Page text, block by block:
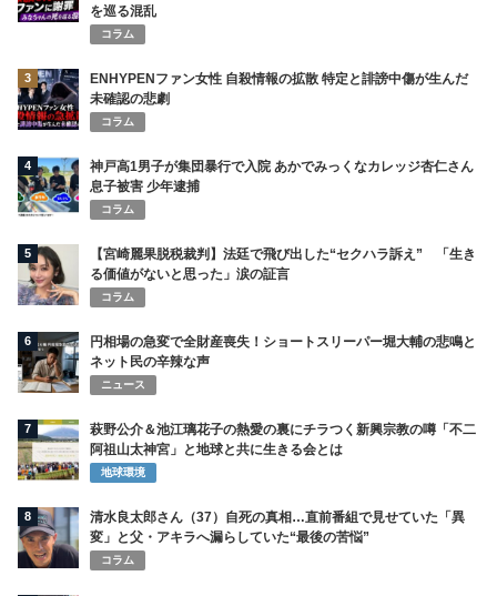
を巡る混乱
コラム
3
ENHYPENファン女性 自殺情報の拡散 特定と誹謗中傷が生んだ
未確認の悲劇
コラム
4
神戸高1男子が集団暴行で入院 あかでみっくなカレッジ杏仁さん
息子被害 少年逮捕
コラム
5
【宮崎麗果脱税裁判】法廷で飛び出した“セクハラ訴え” 「生き
る価値がないと思った」涙の証言
コラム
6
円相場の急変で全財産喪失！ショートスリーパー堀大輔の悲鳴と
ネット民の辛辣な声
ニュース
7
萩野公介＆池江璃花子の熱愛の裏にチラつく新興宗教の噂「不二
阿祖山太神宮」と地球と共に生きる会とは
地球環境
8
清水良太郎さん（37）自死の真相…直前番組で見せていた「異
変」と父・アキラへ漏らしていた“最後の苦悩”
コラム